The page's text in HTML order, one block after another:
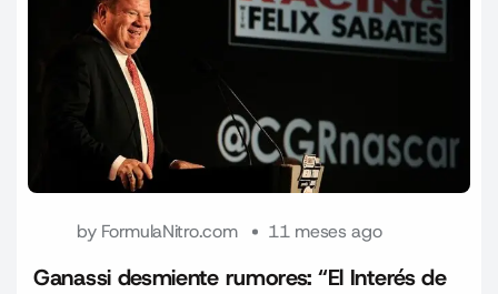
by FormulaNitro.com 11 meses ago
Ganassi desmiente rumores: “El Interés de